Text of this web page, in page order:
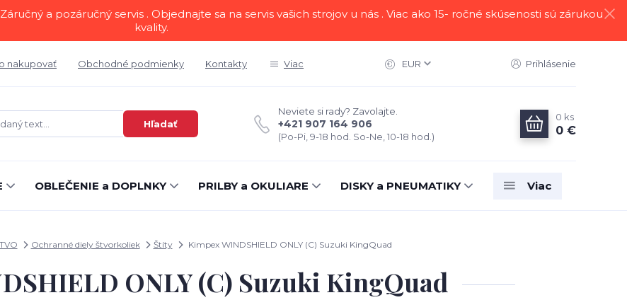
a pozáručný servis . Objednajte sa na servis vašich strojov u nás . Viac ako 15- ročné skúsenosti sú zárukou
kvality.
nakupovať Obchodné podmienky Kontakty Viac EUR Prihlásenie
Hľadať
Neviete si rady? Zavolajte.
+421 907 164 906
(Po-Pi, 9-18 hod. So-Ne, 10-18 hod.)
0 ks
0 €
OBLEČENIE a DOPLNKY PRILBY a OKULIARE DISKY a PNEUMATIKY Viac
Ochranné diely štvorkoliek Štíty Kimpex WINDSHIELD ONLY (C) Suzuki KingQuad
ONLY (C) Suzuki KingQuad